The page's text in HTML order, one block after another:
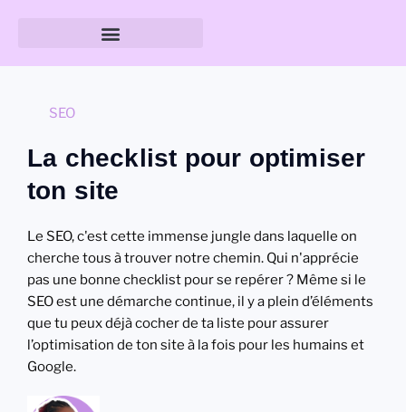
SEO
La checklist pour optimiser
ton site
Le SEO, c'est cette immense jungle dans laquelle on
cherche tous à trouver notre chemin. Qui n'apprécie
pas une bonne checklist pour se repérer ? Même si le
SEO est une démarche continue, il y a plein d’éléments
que tu peux déjà cocher de ta liste pour assurer
l’optimisation de ton site à la fois pour les humains et
Google.